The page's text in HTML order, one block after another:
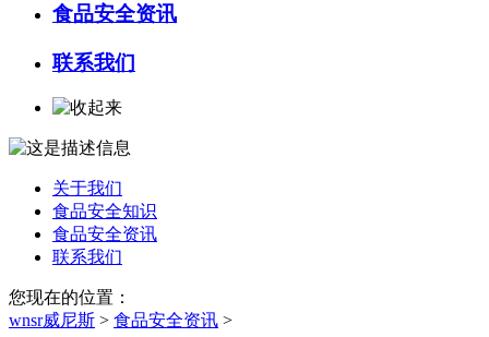
食品安全资讯
联系我们
关于我们
食品安全知识
食品安全资讯
联系我们
您现在的位置：
wnsr威尼斯 > 食品安全资讯 >